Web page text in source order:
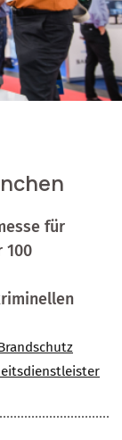
für
100